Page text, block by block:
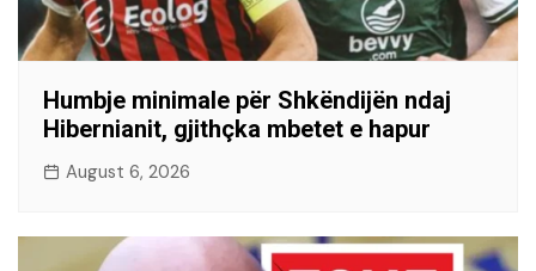
Humbje minimale për Shkëndijën ndaj
Hibernianit, gjithçka mbetet e hapur
August 6, 2026